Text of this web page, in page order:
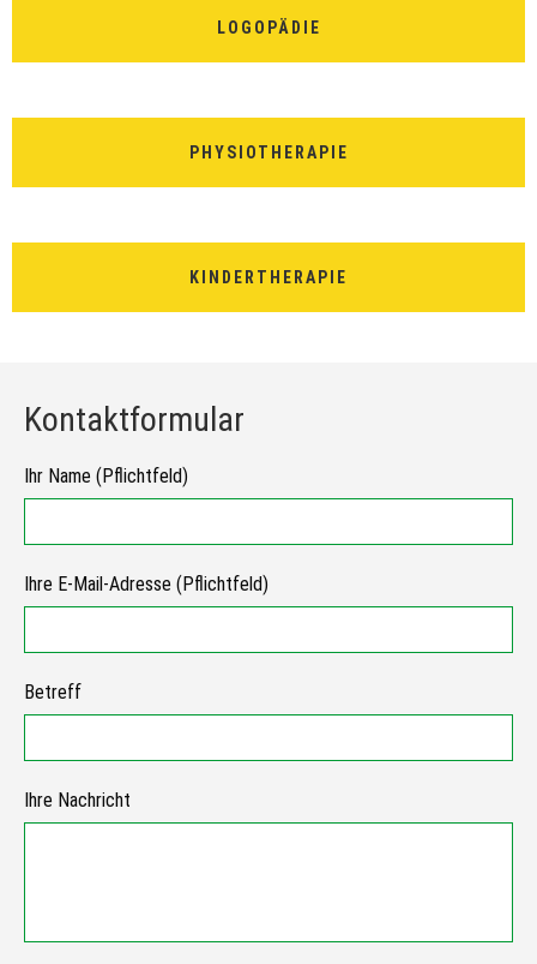
LOGOPÄDIE
PHYSIOTHERAPIE
KINDERTHERAPIE
Kontaktformular
Ihr Name (Pflichtfeld)
Ihre E-Mail-Adresse (Pflichtfeld)
Betreff
Ihre Nachricht